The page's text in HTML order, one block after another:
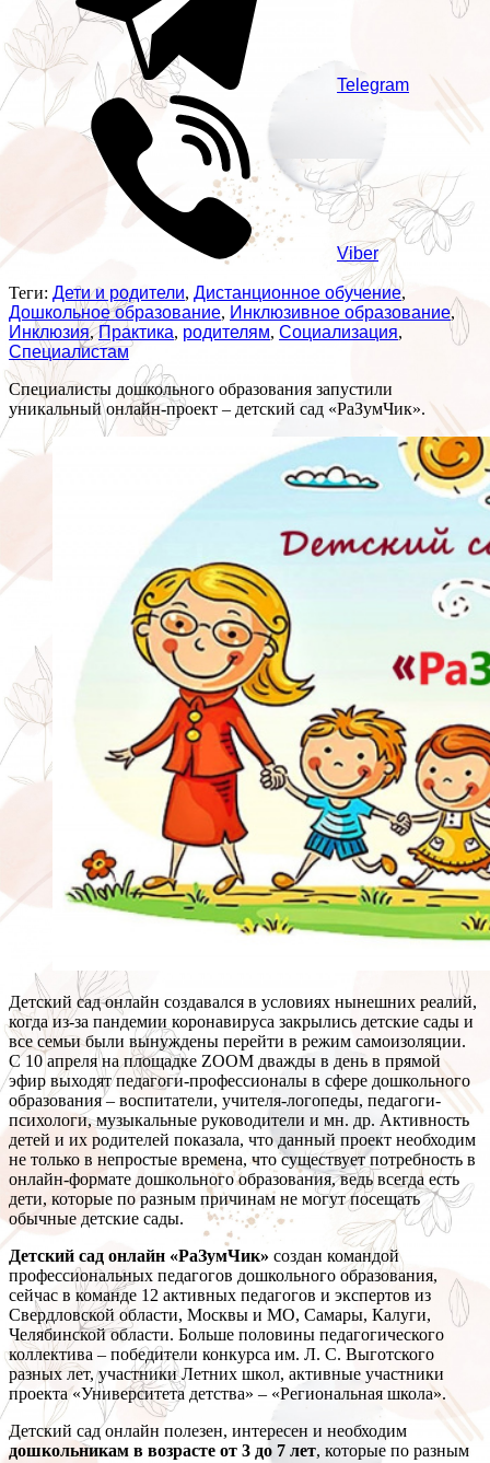
Telegram
Viber
Теги: Дети и родители, Дистанционное обучение,
Дошкольное образование, Инклюзивное образование,
Инклюзия,Практика, родителям, Социализация,
Специалистам
Специалисты дошкольного образования запустили
уникальный онлайн-проект – детский сад «РаЗумЧик».
Детский сад онлайн создавался в условиях нынешних реалий,
когда из-за пандемии коронавируса закрылись детские сады и
все семьи были вынуждены перейти в режим самоизоляции.
С 10 апреля на площадке ZOOM дважды в день в прямой
эфир выходят педагоги-профессионалы в сфере дошкольного
образования – воспитатели, учителя-логопеды, педагоги-
психологи, музыкальные руководители и мн. др. Активность
детей и их родителей показала, что данный проект необходим
не только в непростые времена, что существует потребность в
онлайн-формате дошкольного образования, ведь всегда есть
дети, которые по разным причинам не могут посещать
обычные детские сады.
Детский сад онлайн «РаЗумЧик» создан командой
профессиональных педагогов дошкольного образования,
сейчас в команде 12 активных педагогов и экспертов из
Свердловской области, Москвы и МО, Самары, Калуги,
Челябинской области. Больше половины педагогического
коллектива – победители конкурса им. Л. С. Выготского
разных лет, участники Летних школ, активные участники
проекта «Университета детства» – «Региональная школа».
Детский сад онлайн полезен, интересен и необходим
дошкольникам в возрасте от 3 до 7 лет, которые по разным